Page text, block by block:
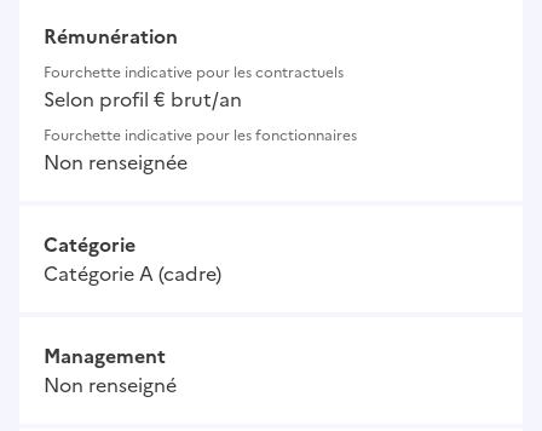
Rémunération
Fourchette indicative pour les contractuels
Selon profil € brut/an
Fourchette indicative pour les fonctionnaires
Non renseignée
Catégorie
Catégorie A (cadre)
Management
Non renseigné